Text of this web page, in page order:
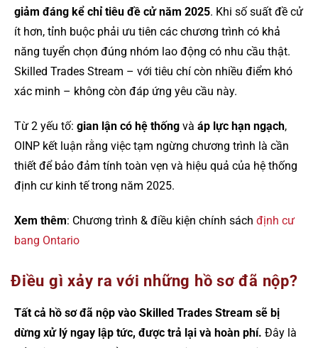
giảm đáng kể chỉ tiêu đề cử năm 2025. Khi số suất đề cử
ít hơn, tỉnh buộc phải ưu tiên các chương trình có khả
năng tuyển chọn đúng nhóm lao động có nhu cầu thật.
Skilled Trades Stream – với tiêu chí còn nhiều điểm khó
xác minh – không còn đáp ứng yêu cầu này.
Từ 2 yếu tố: gian lận có hệ thống và áp lực hạn ngạch,
OINP kết luận rằng việc tạm ngừng chương trình là cần
thiết để bảo đảm tính toàn vẹn và hiệu quả của hệ thống
định cư kinh tế trong năm 2025.
Xem thêm: Chương trình & điều kiện chính sách định cư
bang Ontario
Điều gì xảy ra với những hồ sơ đã nộp?
Tất cả hồ sơ đã nộp vào Skilled Trades Stream sẽ bị
dừng xử lý ngay lập tức, được trả lại và hoàn phí. Đây là